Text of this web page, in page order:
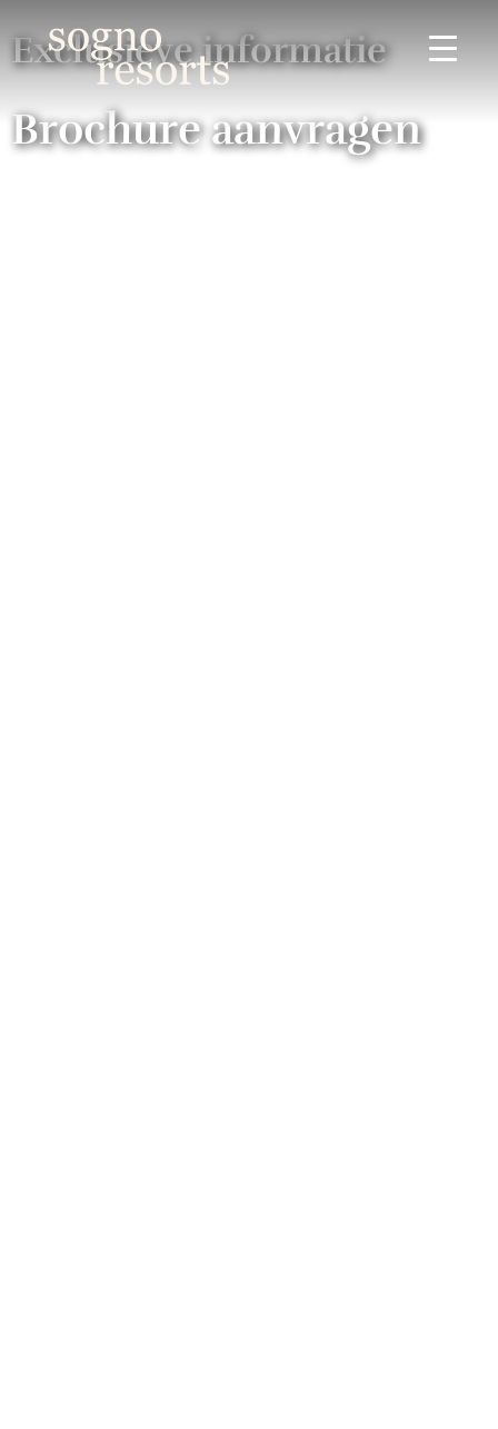
Exclusieve informatie
Brochure aanvragen